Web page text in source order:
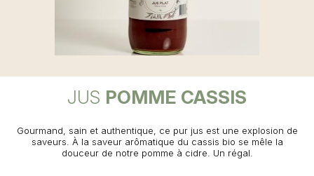
JUS POMME CASSIS
Gourmand, sain et authentique, ce pur jus est une explosion de
saveurs. À la saveur arômatique du cassis bio se mêle la
douceur de notre pomme à cidre. Un régal.